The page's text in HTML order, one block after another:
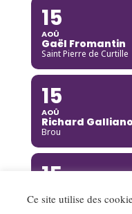
15
AOÛ
Gaël Fromantin
Saint Pierre de Curtille
15
AOÛ
Richard
Brou
15
Kinga Glyk
Ce site utilise des